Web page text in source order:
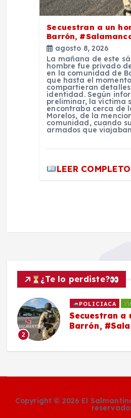
Secuestran a un
Barrón,
agosto 8, 2026
La mañana de este
hombre fue privado
en la comunidad de
que hasta el
compartieran detalles
identidad. Según
preliminar, la víctima
encontraba cerca de
Morelos, de la
comunidad, cuando
armados que
LEER COMPLETO
¿Te lo perdiste?
2
POLICIACA
Secuestran a
Barrón,
Copyright © 2026 El